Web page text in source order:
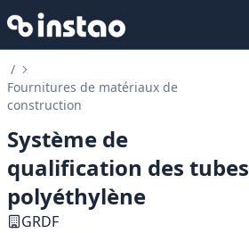
/
Fournitures de matériaux de
construction
Système de
qualification des tubes
polyéthylène
GRDF